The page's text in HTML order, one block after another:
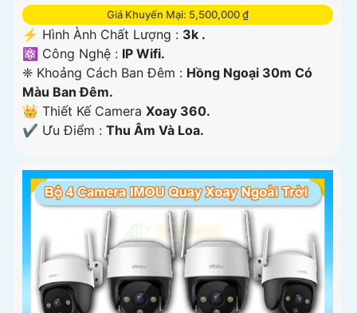
Giá Khuyến Mại: 5,500,000 ₫
️⚡ Hình Ành Chất Lượng : 3k .
⚛️ Công Nghệ : IP Wifi.
❈ Khoảng Cách Ban Đêm : Hồng Ngoại 30m Có
Màu Ban Ðêm.
👑 Thiết Kế Camera Xoay 360.
️✔️ Ưu Điểm : Thu Âm Và Loa.